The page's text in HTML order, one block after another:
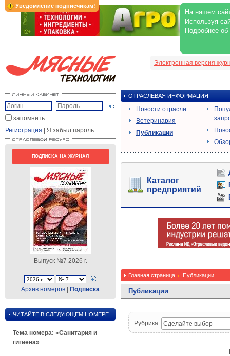
Уведомление подписчикам!
На нашем
Используя
Подробнее
Электронная версия
запомнить
Регистрация | Я забыл пароль
ПОДПИСКА НА ЖУРНАЛ
Выпуск №7 2026 г.
Архив номеров | Подписка
ЧИТАЙТЕ В СЛЕДУЮЩЕМ НОМЕРЕ
Тема номера: «Санитария и
гигиена»
ОТРАСЛЕВАЯ ИНФОРМАЦИЯ
Новости отрасли
Ветеринария
Публикации
Каталог
предприятий
Главная страница Публикации
Публикации
Рубрика: Сделайте выбор